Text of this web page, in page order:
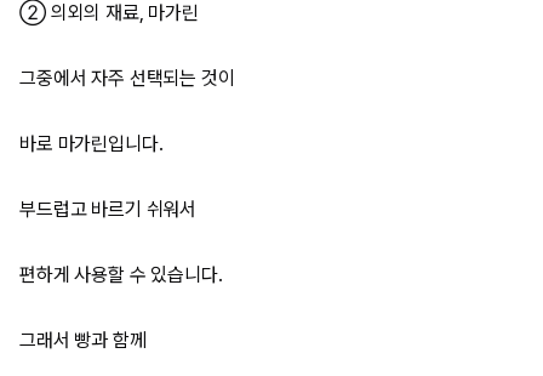
② 의외의 재료, 마가린
그중에서 자주 선택되는 것이
바로 마가린입니다.
부드럽고 바르기 쉬워서
편하게 사용할 수 있습니다.
그래서 빵과 함께